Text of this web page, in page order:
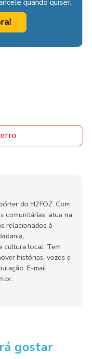
quando quiser.
do H2FOZ. Com
comunitárias, atua na
relacionados à
cultura local. Tem
histórias, vozes e
E-mail:
gostar